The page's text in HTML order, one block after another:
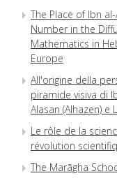
The Place of Ibn
Number in the
Mathematics in
Europe
All'origine della
piramide visiva di
Alasan (Alhazen)
Le rôle de la
révolution
The Marāgha